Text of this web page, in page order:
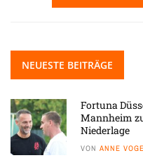
NEUESTE BEITRÄGE
Fortuna
Mannheim
Niederlage
VON ANNE